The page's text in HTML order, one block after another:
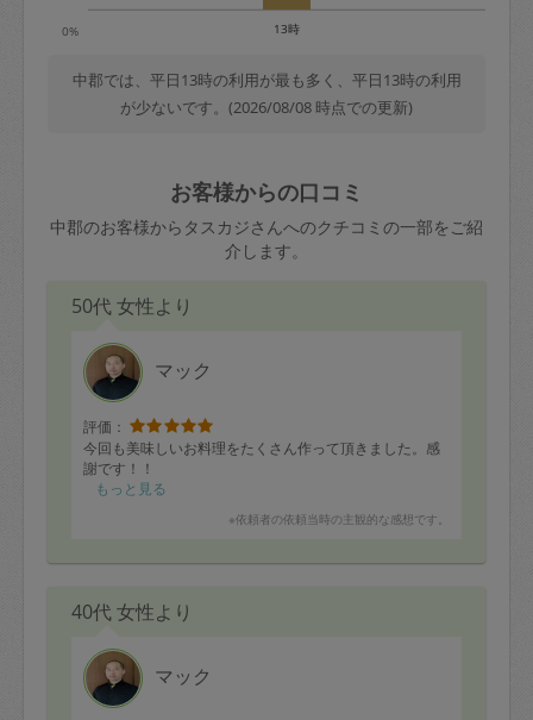
定期依頼1回（3時間）の金額とスポット
1回（3時間）依頼した場合の金額の差額
0% 13時
中郡では、平日13時の利用が最も多く、平日13時の利用
が少ないです。(2026/08/08 時点での更新)
お客様からの口コミ
中郡のお客様からタスカジさんへのクチコミの一部をご紹
介します。
50代 女性より
マック
評価：
今回も美味しいお料理をたくさん作って頂きました。感
謝です！！
もっと見る
※依頼者の依頼当時の主観的な感想です。
40代 女性より
マック